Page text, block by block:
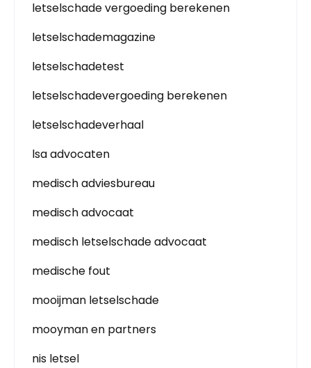
letselschade vergoeding berekenen
letselschademagazine
letselschadetest
letselschadevergoeding berekenen
letselschadeverhaal
lsa advocaten
medisch adviesbureau
medisch advocaat
medisch letselschade advocaat
medische fout
mooijman letselschade
mooyman en partners
nis letsel